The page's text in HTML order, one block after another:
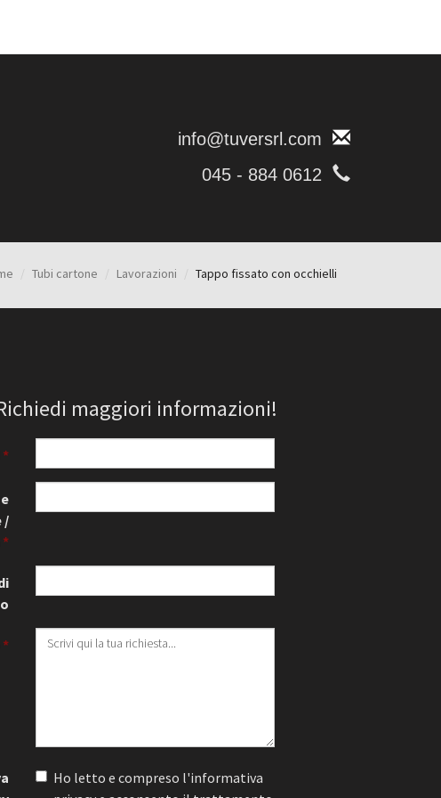
info@tuversrl.com
045 - 884 0612
Tubi cartone Lavorazioni Tappo fissato con occhielli
maggiori informazioni!
/
Ho letto e compreso l'informativa